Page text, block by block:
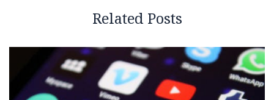
Related Posts